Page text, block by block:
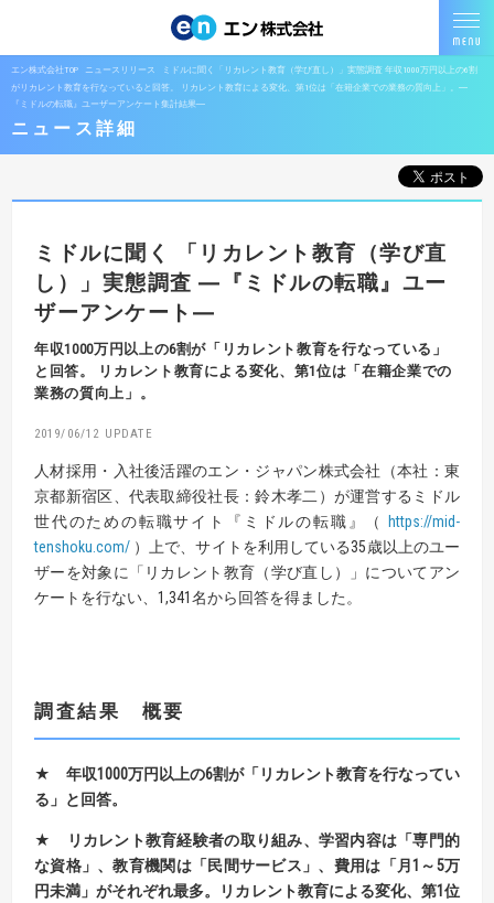
エン株式会社TOP ニュースリリース
ミドルに聞く「リカレント教育（学び直し）」実態調査 年収1000万円以上の6割
がリカレント教育を行なっていると回答。 リカレント教育による変化、第1位は「在籍企業での業務の質向上」。―
『ミドルの転職』ユーザーアンケート集計結果―
ニュース詳細
ミドルに聞く
「リカレント教育（学び直
し）」実態調査―『ミドルの転職』ユー
ザーアンケート―
年収1000万円以上の6割が「リカレント教育を行なっている」
と回答。
リカレント教育による変化、第1位は「在籍企業での
業務の質向上」。
2019/06/12
人材採用・入社後活躍のエン・ジャパン株式会社（本社：東
京都新宿区、代表取締役社長：鈴木孝二）が運営するミドル
世代のための転職サイト『ミドルの転職』（
https://mid-
tenshoku.com/ ）上で、サイトを利用している35歳以上のユー
ザーを対象に「リカレント教育（学び直し）」についてアン
ケートを行ない、1,341名から回答を得ました。
調査結果 概要
★ 年収1000万円以上の6割が「リカレント教育を行なってい
る」と回答。
★
リカレント教育経験者の取り組み、学習内容は「専門的
な資格」、教育機関は「民間サービス」、 費用は「月1 ～5万
円未満」がそれぞれ最多。
リカレント教育による変化、第1 位